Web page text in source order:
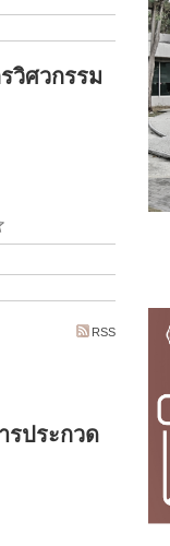
วิศวกรรม
RSS
รประกวด